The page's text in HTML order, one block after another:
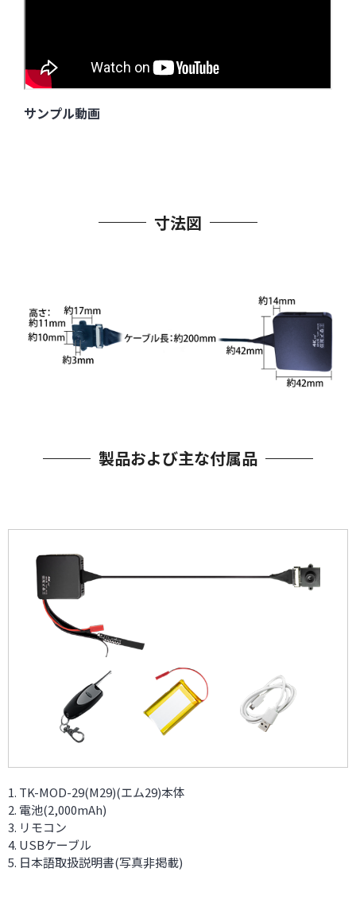
サンプル動画
寸法図
製品および主な付属品
TK-MOD-29(M29)(エム29)本体
電池(2,000mAh)
リモコン
USBケーブル
日本語取扱説明書(写真非掲載)